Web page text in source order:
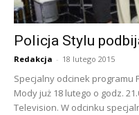
Policja Stylu
Redakcja - 18 lutego 2015
Specjalny odcinek programu
Mody już 18 lutego o godz.
Television. W odcinku